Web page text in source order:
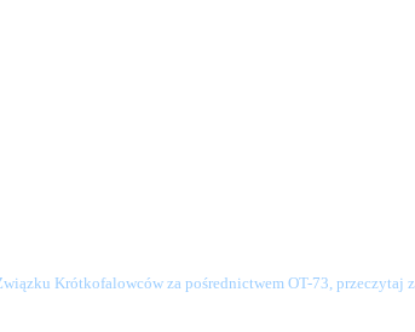
Krótkofalowców za pośrednictwem OT-73,